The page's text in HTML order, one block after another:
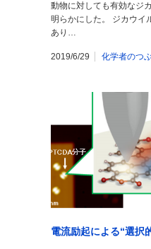
動物に対しても有効なジ
明らかにした。 ジカウイ
あり…
2019/6/29 化学者のつ
電流励起による“選択